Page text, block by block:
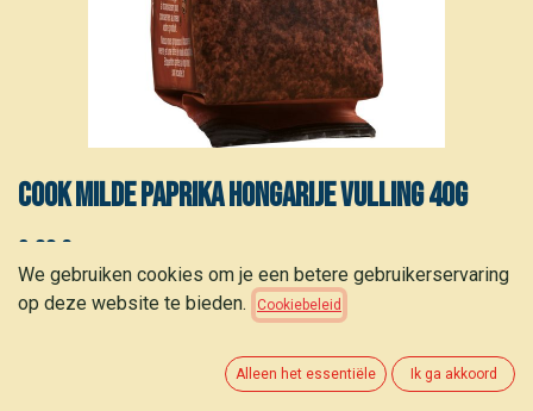
COOK Milde paprika Hongarije vulling 40g
2,80 €
TOEVOEGEN AAN WINKELMANDJE
We gebruiken cookies om je een betere gebruikerservaring
op deze website te bieden.
Cookiebeleid
Alleen het essentiële Ik ga akkoord